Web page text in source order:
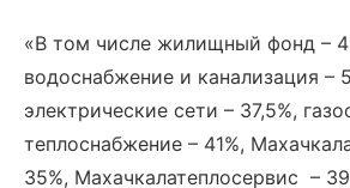
«В том числе жилищный фонд –
водоснабжение и канализация –
электрические сети – 37,5%,
теплоснабжение – 41%,
35%, Махачкалатеплосервис –